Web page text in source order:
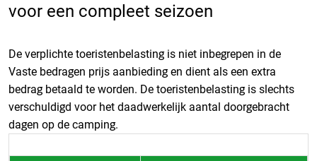
voor een compleet seizoen
De verplichte toeristenbelasting is niet inbegrepen in de
Vaste bedragen prijs aanbieding en dient als een extra
bedrag betaald te worden. De toeristenbelasting is slechts
verschuldigd voor het daadwerkelijk aantal doorgebracht
dagen op de camping.